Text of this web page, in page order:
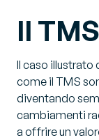
Il
Il caso
come il TMS
diventando
cambiamenti
a offrire un